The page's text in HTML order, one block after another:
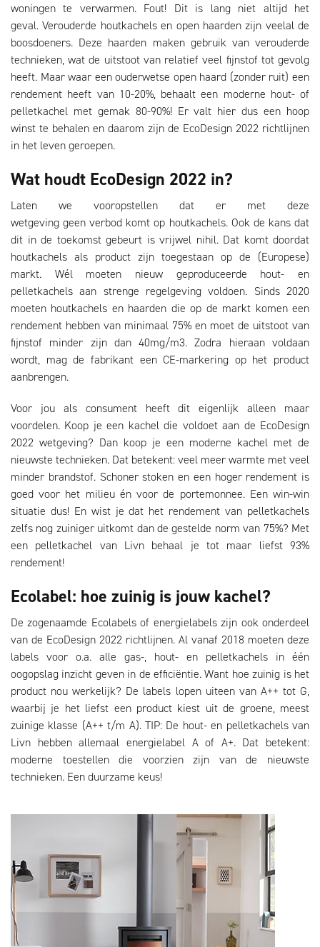
woningen te verwarmen. Fout! Dit is lang niet altijd het
geval. Verouderde houtkachels en open haarden zijn veelal de
boosdoeners. Deze haarden maken gebruik van verouderde
technieken, wat de uitstoot van relatief veel fijnstof tot gevolg
heeft. Maar waar een ouderwetse open haard (zonder ruit) een
rendement heeft van 10-20%, behaalt een moderne hout- of
pelletkachel met gemak 80-90%! Er valt hier dus een hoop
winst te behalen en daarom zijn de EcoDesign 2022 richtlijnen
in het leven geroepen.
Wat houdt EcoDesign 2022 in?
Laten we vooropstellen dat er met deze
wetgeving geen verbod komt op houtkachels. Ook de kans dat
dit in de toekomst gebeurt is vrijwel nihil. Dat komt doordat
houtkachels als product zijn toegestaan op de (Europese)
markt. Wél moeten nieuw geproduceerde hout- en
pelletkachels aan strenge regelgeving voldoen. Sinds 2020
moeten houtkachels en haarden die op de markt komen een
rendement hebben van minimaal 75% en moet de uitstoot van
fijnstof minder zijn dan 40mg/m3. Zodra hieraan voldaan
wordt, mag de fabrikant een CE-markering op het product
aanbrengen.
Voor jou als consument heeft dit eigenlijk alleen maar
voordelen. Koop je een kachel die voldoet aan de EcoDesign
2022 wetgeving? Dan koop je een moderne kachel met de
nieuwste technieken. Dat betekent: veel meer warmte met veel
minder brandstof. Schoner stoken en een hoger rendement is
goed voor het milieu én voor de portemonnee. Een win-win
situatie dus! En wist je dat het rendement van pelletkachels
zelfs nog zuiniger uitkomt dan de gestelde norm van 75%? Met
een pelletkachel van Livn behaal je tot maar liefst 93%
rendement!
Ecolabel: hoe zuinig is jouw kachel?
De zogenaamde Ecolabels of energielabels zijn ook onderdeel
van de EcoDesign 2022 richtlijnen. Al vanaf 2018 moeten deze
labels voor o.a. alle gas-, hout- en pelletkachels in één
oogopslag inzicht geven in de efficiëntie. Want hoe zuinig is het
product nou werkelijk? De labels lopen uiteen van A++ tot G,
waarbij je het liefst een product kiest uit de groene, meest
zuinige klasse (A++ t/m A). TIP: De hout- en pelletkachels van
Livn hebben allemaal energielabel A of A+. Dat betekent:
moderne toestellen die voorzien zijn van de nieuwste
technieken. Een duurzame keus!